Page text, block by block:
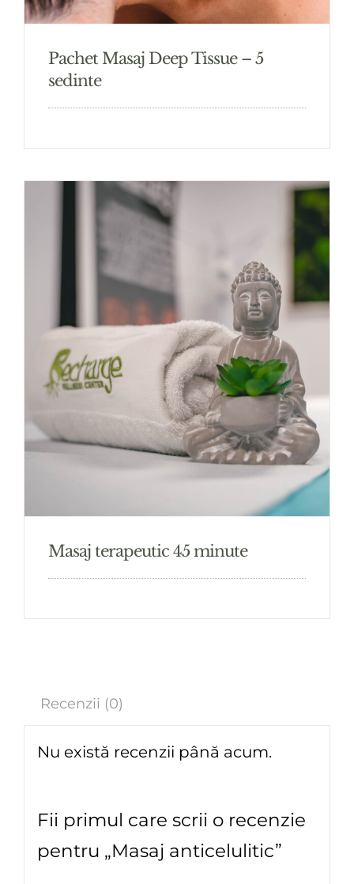
Pachet Masaj Deep Tissue – 5
sedinte
Masaj terapeutic 45 minute
Recenzii (0)
Nu există recenzii până acum.
Fii primul care scrii o recenzie
pentru „Masaj anticelulitic”